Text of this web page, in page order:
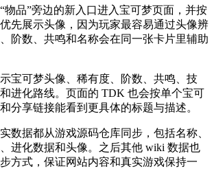
物品”旁边的新入口进入宝可梦页面，并按
先展示头像，因为玩家最容易通过头像辨
阶数、共鸣和名称会在同一张卡片里辅助
宝可梦头像、稀有度、阶数、共鸣、技
进化路线。页面的 TDK 也会按单个宝可
分享链接能看到更具体的标题与描述。
数据都从游戏源码仓库同步，包括名称、
进化数据和头像。之后其他 wiki 数据也
方式，保证网站内容和真实游戏保持一